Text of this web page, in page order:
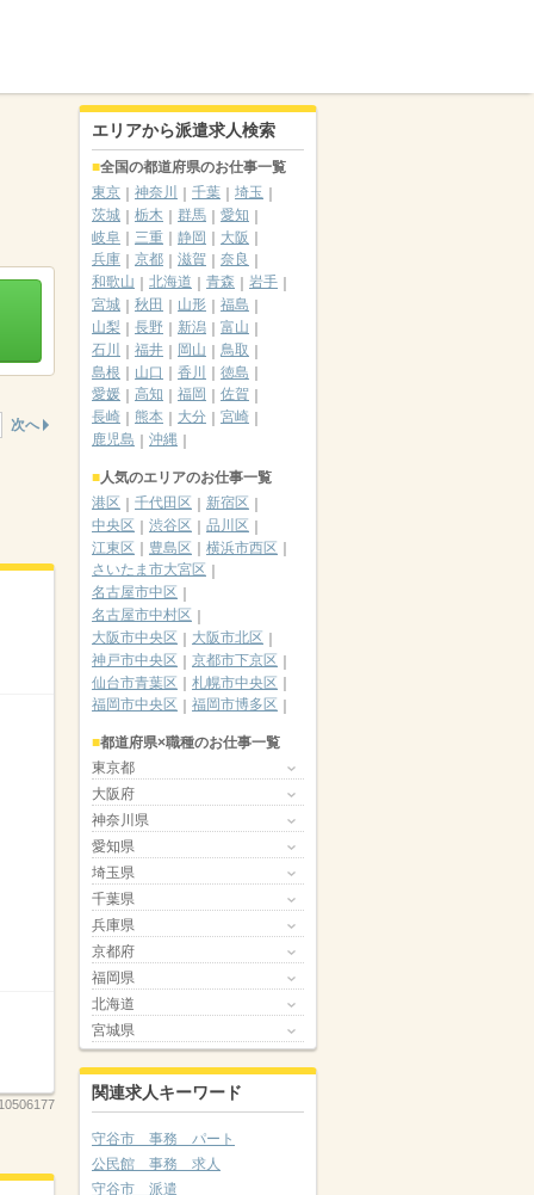
次へ
エリアから派遣求人検索
全国の都道府県のお仕事一覧
東京
神奈川 千葉
埼玉
茨城
栃木 群馬
愛知
岐阜
三重 静岡
大阪
兵庫
京都 滋賀
奈良
和歌山
北海道 青森
岩手
宮城
秋田 山形
福島
山梨
長野 新潟
富山
石川
福井 岡山
鳥取
島根
山口 香川
徳島
愛媛
高知 福岡
佐賀
長崎
熊本 大分
宮崎
鹿児島
沖縄
人気のエリアのお仕事一覧
港区
千代田区
新宿区
中央区
渋谷区
品川区
江東区
豊島区
横浜市西区
さいたま市大宮区
名古屋市中区
名古屋市中村区
大阪市中央区
大阪市北区
神戸市中央区
京都市下京区
仙台市青葉区
札幌市中央区
福岡市中央区
福岡市博多区
都道府県×職種のお仕事一覧
東京都
大阪府
神奈川県
愛知県
埼玉県
千葉県
兵庫県
京都府
福岡県
北海道
宮城県
関連求人キーワード
守谷市 事務 パート
公民館 事務 求人
守谷市 派遣